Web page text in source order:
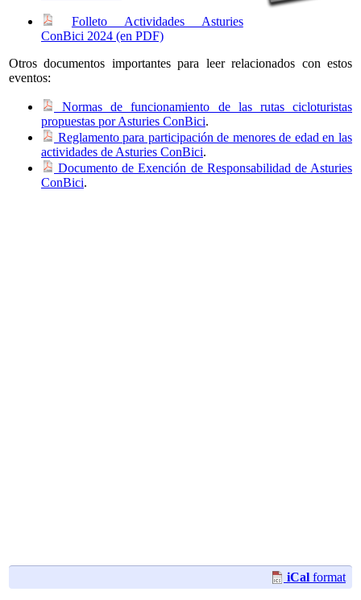
Folleto Actividades Asturies
ConBici 2024 (en PDF)
Otros documentos importantes para leer relacionados con estos
eventos:
Normas de funcionamiento de las rutas cicloturistas
propuestas por Asturies ConBici.
Reglamento para participación de menores de edad en las
actividades de Asturies ConBici.
Documento de Exención de Responsabilidad de Asturies
ConBici.
iCal format